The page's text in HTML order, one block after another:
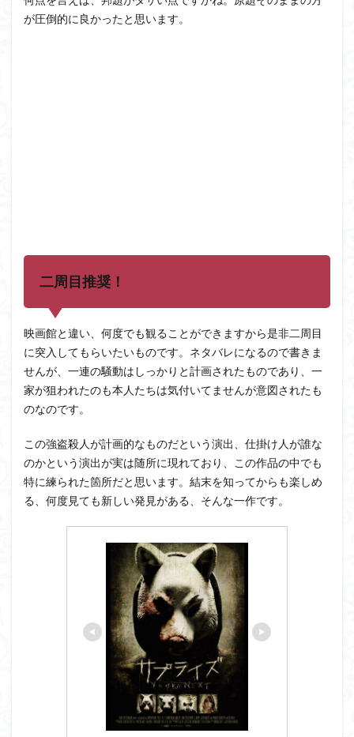
が圧倒的に良かったと思います。
二周目推奨！
映画館と違い、何度でも観ることができますから是非二周目
に突入してもらいたいものです。ネタバレになるので書きま
せんが、一連の騒動はしっかりと計画されたものであり、一
家が狙われたのも本人たちは気付いてませんが意図されたも
のなのです。
この強盗殺人が計画的なものだという演出、仕掛け人が誰な
のかという演出が実は随所に現れており、この作品の中でも
特に練られた箇所だと思います。結末を知ってからも楽しめ
る、何度見ても新しい発見がある、そんな一作です。